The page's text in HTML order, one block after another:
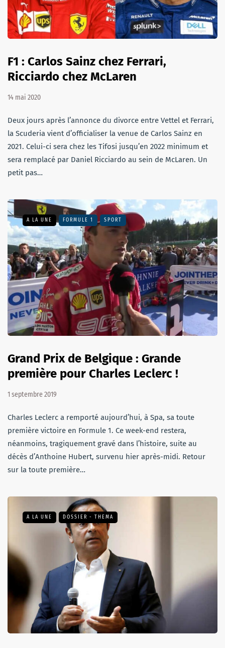
F1 : Carlos Sainz chez Ferrari,
Ricciardo chez McLaren
14 mai 2020
Deux jours après l’annonce du divorce entre Vettel et Ferrari,
la Scuderia vient d’officialiser la venue de Carlos Sainz en
2021. Celui-ci sera chez les Tifosi jusqu’en 2022 minimum et
sera remplacé par Daniel Ricciardo au sein de McLaren. Un
petit pas…
A LA UNE FORMULE 1 SPORT
Grand Prix de Belgique : Grande
première pour Charles Leclerc !
1 septembre 2019
Charles Leclerc a remporté aujourd’hui, à Spa, sa toute
première victoire en Formule 1. Ce week-end restera,
néanmoins, tragiquement gravé dans l’histoire, suite au
décès d’Anthoine Hubert, survenu hier après-midi. Retour
sur la toute première…
A LA UNE DOSSIER - THEMA